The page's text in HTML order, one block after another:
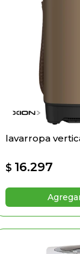
lavarropa
$ 16.297